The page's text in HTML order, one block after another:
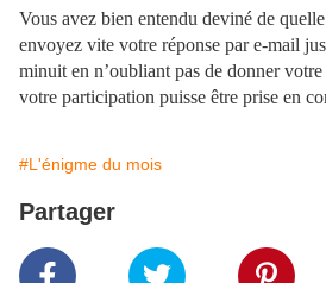
Vous avez bien entendu deviné de
envoyez vite votre réponse par e-mail
minuit en n’oubliant pas de donner
votre participation puisse être prise en
#L'énigme du mois
Partager